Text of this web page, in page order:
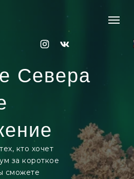
Севера
кто хочет
за короткое
сможете